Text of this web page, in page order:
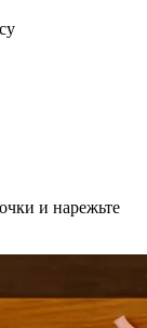
и нарежьте